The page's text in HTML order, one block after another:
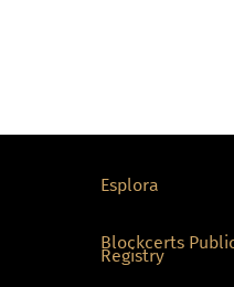
Esplora
Blockcerts
Registry